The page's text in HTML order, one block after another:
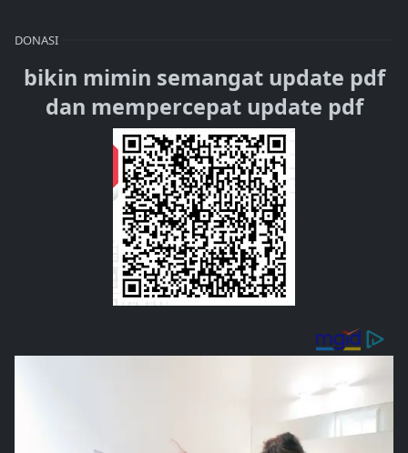
DONASI
bikin mimin semangat update pdf
dan mempercepat update pdf